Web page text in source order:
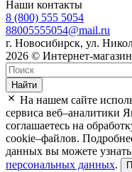
Наши контакты
8 (800) 555 5054
88005555054@mail.ru
г. Новосибирск, ул.
2026 © Интернет-
Найти
На нашем сайте
сервиса веб–аналитики
соглашаетесь на
cookie–файлов.
данных вы можете
персональных данных.